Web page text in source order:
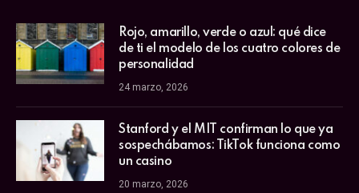
Rojo, amarillo, verde o azul: qué dice
de ti el modelo de los cuatro colores de
personalidad
24 marzo, 2026
Stanford y el MIT confirman lo que ya
sospechábamos: TikTok funciona como
un casino
20 marzo, 2026